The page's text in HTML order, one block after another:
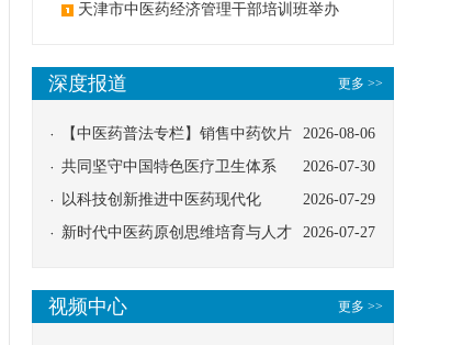
天津市中医药经济管理干部培训班举办
更多 >>
深度报道
2026-08-06
【中医药普法专栏】销售中药饮片
应告知煎服方法及注意事项
2026-07-30
共同坚守中国特色医疗卫生体系
2026-07-29
以科技创新推进中医药现代化
2026-07-27
新时代中医药原创思维培育与人才
更多 >>
视频中心